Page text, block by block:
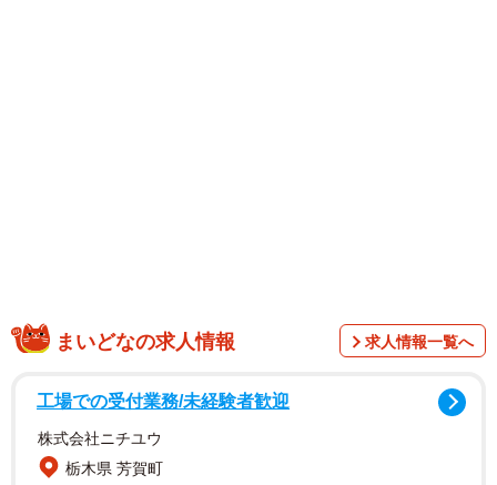
まいどなの求人情報 求人情報一覧へ
工場での受付業務/未経験者歓迎
株式会社ニチユウ
栃木県 芳賀町